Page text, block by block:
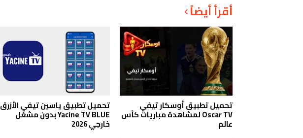
أقرأ أيضاً
تحميل تطبيق أوسكار تيفي
Oscar TV لمشاهدة مباريات كأس
عالم
تحميل تطبيق ياسين تيفي الأزرق
Yacine TV BLUE بدون مشغل
خارجي 2026